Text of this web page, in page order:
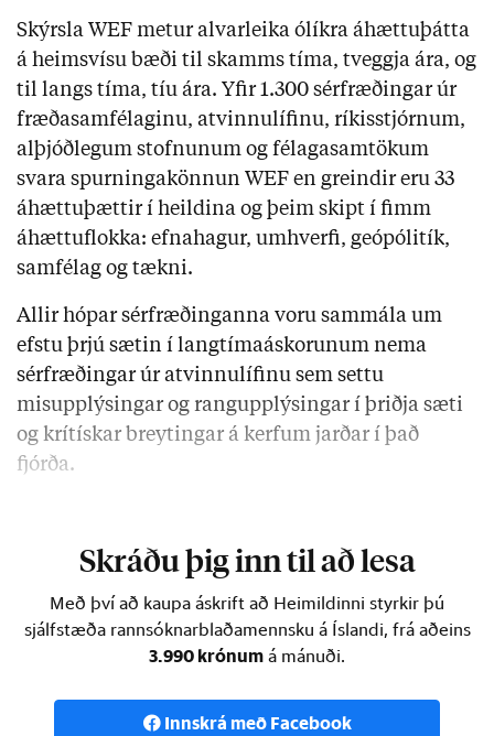
Skýrsla WEF metur alvarleika ólíkra áhættuþátta
á heimsvísu bæði til skamms tíma, tveggja ára, og
til langs tíma, tíu ára. Yfir 1.300 sérfræðingar úr
fræðasamfélaginu, atvinnulífinu, ríkisstjórnum,
alþjóðlegum stofnunum og félagasamtökum
svara spurningakönnun WEF en greindir eru 33
áhættuþættir í heildina og þeim skipt í fimm
áhættuflokka: efnahagur, umhverfi, geópólitík,
samfélag og tækni.
Allir hópar sérfræðinganna voru sammála um
efstu þrjú sætin í langtímaáskorunum nema
sérfræðingar úr atvinnulífinu sem settu
misupplýsingar og rangupplýsingar í þriðja sæti
og krítískar breytingar á kerfum jarðar í það
fjórða.
Skráðu þig inn til að lesa
Með því að kaupa áskrift að Heimildinni styrkir þú
sjálfstæða rannsóknarblaðamennsku á Íslandi, frá aðeins
3.990 krónum á mánuði.
Innskrá með Facebook